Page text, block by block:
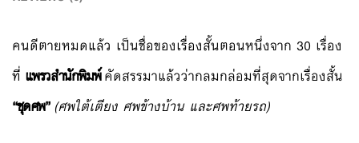
คนดีตายหมดแล้ว เป็นชื่อของเรื่องสั้นตอนหนึ่งจาก 30 เรื่อง
ที่ แพรวสำนักพิมพ์คัดสรรมาแล้วว่ากลมกล่อมที่สุดจากเรื่องสั้น
“ชุดศพ” (ศพใต้เตียง ศพข้างบ้าน และศพท้ายรถ)